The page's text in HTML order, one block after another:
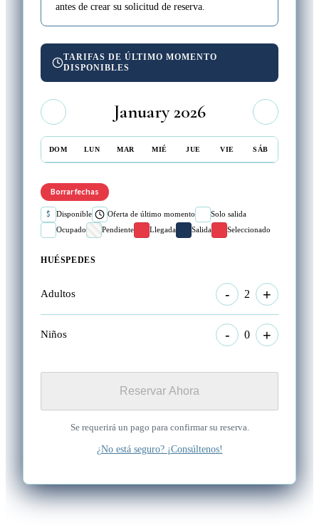
antes de crear su solicitud de reserva.
TARIFAS DE ÚLTIMO MOMENTO
DISPONIBLES
January 2026
DOM LUN MAR MIÉ JUE VIE SÁB
Borrar fechas
$ Disponible Oferta de último momento
Solo salida
Ocupado
Pendiente Llegada Salida Seleccionado
HUÉSPEDES
Adultos - 2 +
Niños - 0 +
Reservar Ahora
Se requerirá un pago para confirmar su reserva.
¿No está seguro? ¡Consúltenos!